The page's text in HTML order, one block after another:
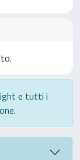
e tutti i